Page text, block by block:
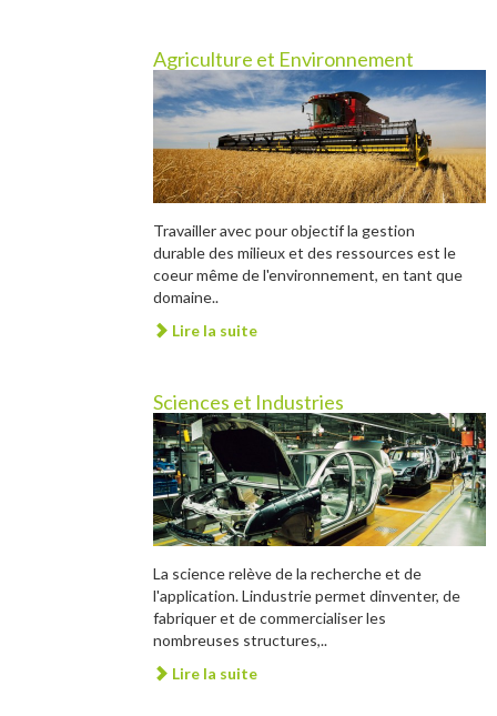
Agriculture et Environnement
Travailler avec pour objectif la gestion
durable des milieux et des ressources est le
coeur même de l'environnement, en tant que
domaine..
Lire la suite
Sciences et Industries
La science relève de la recherche et de
l'application. Lindustrie permet dinventer, de
fabriquer et de commercialiser les
nombreuses structures,..
Lire la suite